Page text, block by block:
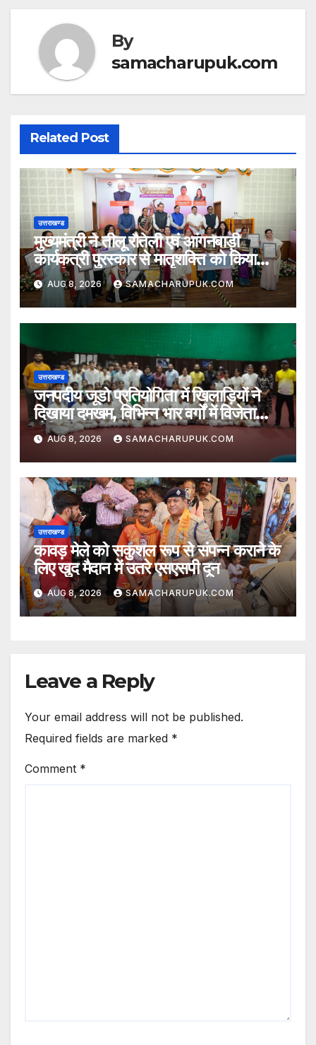
By
samacharupuk.com
Related Post
उत्तराखण्ड
मुख्यमंत्री ने तीलू रौतेली एवं आंगनबाड़ी
कार्यकत्री पुरस्कार से मातृशक्ति को किया
सम्मानित
AUG 8, 2026 SAMACHARUPUK.COM
उत्तराखण्ड
जनपदीय जूडो प्रतियोगिता में खिलाड़ियों ने
दिखाया दमखम, विभिन्न भार वर्गों में विजेता
घोषित
AUG 8, 2026 SAMACHARUPUK.COM
उत्तराखण्ड
कावड़ मेले को सकुशल रूप से संपन्न कराने के
लिए खुद मैदान में उतरे एसएसपी दून
AUG 8, 2026 SAMACHARUPUK.COM
Leave a Reply
Your email address will not be published.
Required fields are marked *
Comment *